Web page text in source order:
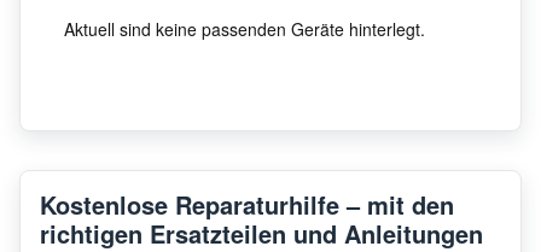
Aktuell sind keine passenden Geräte hinterlegt.
Kostenlose Reparaturhilfe – mit den
richtigen Ersatzteilen und Anleitungen